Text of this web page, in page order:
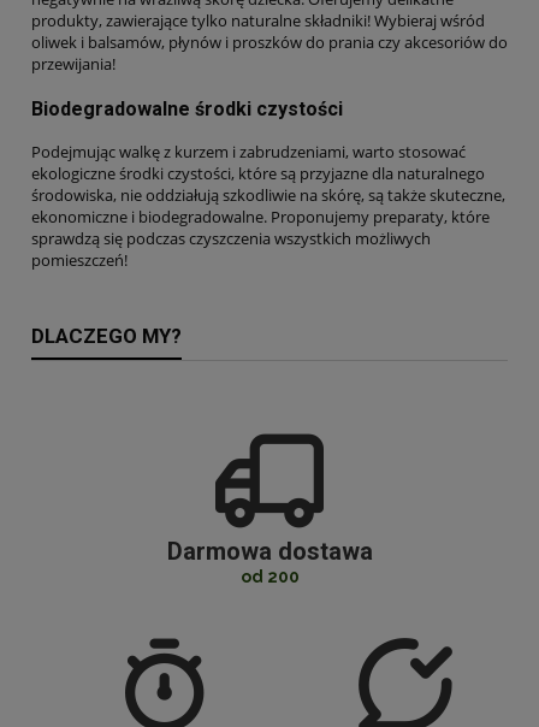
produkty, zawierające tylko naturalne składniki! Wybieraj wśród
oliwek i balsamów, płynów i proszków do prania czy akcesoriów do
przewijania!
Biodegradowalne środki czystości
Podejmując walkę z kurzem i zabrudzeniami, warto stosować
ekologiczne środki czystości, które są przyjazne dla naturalnego
środowiska, nie oddziałują szkodliwie na skórę, są także skuteczne,
ekonomiczne i biodegradowalne. Proponujemy preparaty, które
sprawdzą się podczas czyszczenia wszystkich możliwych
pomieszczeń!
DLACZEGO MY?
Darmowa dostawa
od 200